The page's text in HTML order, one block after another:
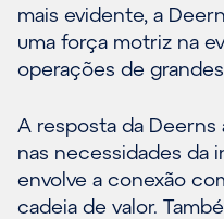
mais evidente, a
uma força motriz na
operações de
A resposta da
nas necessidades da
envolve a conexão
cadeia de valor.